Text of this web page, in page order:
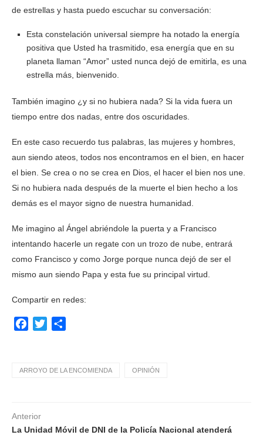
de estrellas y hasta puedo escuchar su conversación:
Esta constelación universal siempre ha notado la energía
positiva que Usted ha trasmitido, esa energía que en su
planeta llaman “Amor” usted nunca dejó de emitirla, es una
estrella más, bienvenido.
También imagino ¿y si no hubiera nada? Si la vida fuera un
tiempo entre dos nadas, entre dos oscuridades.
En este caso recuerdo tus palabras, las mujeres y hombres,
aun siendo ateos, todos nos encontramos en el bien, en hacer
el bien. Se crea o no se crea en Dios, el hacer el bien nos une.
Si no hubiera nada después de la muerte el bien hecho a los
demás es el mayor signo de nuestra humanidad.
Me imagino al Ángel abriéndole la puerta y a Francisco
intentando hacerle un regate con un trozo de nube, entrará
como Francisco y como Jorge porque nunca dejó de ser el
mismo aun siendo Papa y esta fue su principal virtud.
Compartir en redes:
Facebook
Twitter
ARROYO DE LA ENCOMIENDA OPINIÓN
Anterior
La Unidad Móvil de DNI de la Policía Nacional atenderá